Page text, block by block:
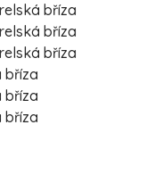
bříza
bříza
bříza
bříza
bříza
bříza